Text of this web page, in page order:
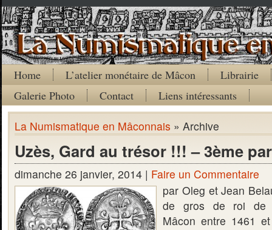
Home L’atelier monétaire de Mâcon
Librairie
Galerie Photo
Contact Liens intéressants
La Numismatique en Mâconnais » Archive
Uzès, Gard au trésor !!! – 3ème
dimanche 26 janvier, 2014 | Faire un Commentaire
par Oleg et Jean
de gros de roi de
Mâcon entre 1461